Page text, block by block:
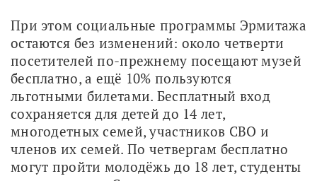
При этом социальные программы Эрмитажа
остаются без изменений: около четверти
посетителей по-прежнему посещают музей
бесплатно, а ещё 10% пользуются
льготными билетами. Бесплатный вход
сохраняется для детей до 14 лет,
многодетных семей, участников СВО и
членов их семей. По четвергам бесплатно
могут пройти молодёжь до 18 лет, студенты